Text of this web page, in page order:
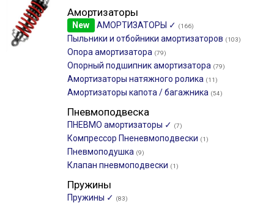
Амортизаторы
New АМОРТИЗАТОРЫ ✓ (166)
Пыльники и отбойники амортизаторов (103)
Опора амортизатора (79)
Опорный подшипник амортизатора (79)
Амортизаторы натяжного ролика (11)
Амортизаторы капота / багажника (54)
Пневмоподвеска
ПНЕВМО амортизаторы ✓ (7)
Компрессор Пненевмоподвески (1)
Пневмоподушка (9)
Клапан пневмоподвески (1)
Пружины
Пружины ✓ (83)